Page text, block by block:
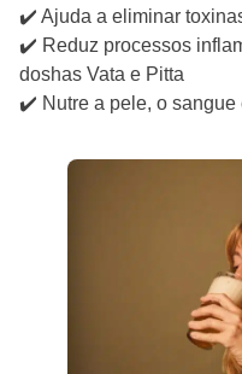
✔️ Ajuda a eliminar
✔️ Reduz processos
doshas Vata e Pitta
✔️ Nutre a pele, o sangue